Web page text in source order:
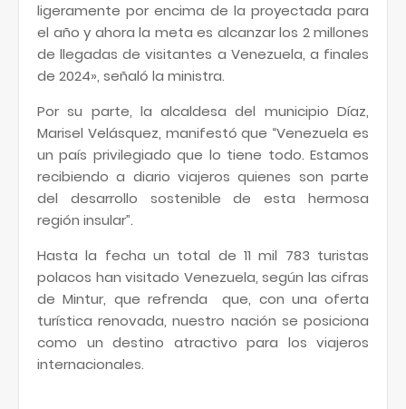
ligeramente por encima de la proyectada para
el año y ahora la meta es alcanzar los 2 millones
de llegadas de visitantes a Venezuela, a finales
de 2024», señaló la ministra.
Por su parte, la alcaldesa del municipio Díaz,
Marisel Velásquez, manifestó que “Venezuela es
un país privilegiado que lo tiene todo. Estamos
recibiendo a diario viajeros quienes son parte
del desarrollo sostenible de esta hermosa
región insular”.
Hasta la fecha un total de 11 mil 783 turistas
polacos han visitado Venezuela, según las cifras
de Mintur, que refrenda que, con una oferta
turística renovada, nuestro nación se posiciona
como un destino atractivo para los viajeros
internacionales.